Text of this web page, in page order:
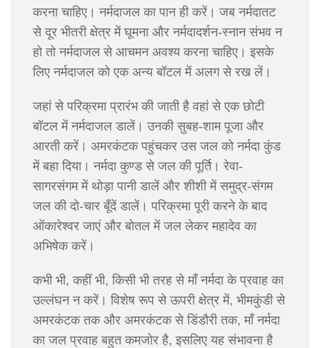
करना चाहिए। नर्मदाजल का पान ही करें। जब नर्मदातट
से दूर भीतरी क्षेत्र में घूमना और नर्मदादर्शन-स्नान संभव न
हो तो नर्मदाजल से आचमन अवश्य करना चाहिए। इसके
लिए नर्मदाजल को एक अन्य बॉटल में अलग से रख लें।
जहां से परिक्रमा प्रारंभ की जाती है वहां से एक छोटी
बॉटल में नर्मदाजल डालें। उनकी सुबह-शाम पूजा और
आरती करें। अमरकंटक पहुंचकर उस जल को नर्मदा कुंड
में बहा दिया। नर्मदा कुण्ड से जल की पूर्ति। रेवा-
सागरसंगम में थोड़ा पानी डालें और शीशी में समुद्र-संगम
जल की दो-चार बूँदें डालें। परिक्रमा पूरी करने के बाद
ओंकारेश्वर जाएं और बोतल में जल लेकर महादेव का
अभिषेक करें।
कभी भी, कहीं भी, किसी भी तरह से माँ नर्मदा के प्रवाह का
उल्लंघन न करें। विशेष रूप से ऊपरी क्षेत्र में, भीमकुंडी से
अमरकंटक तक और अमरकंटक से डिंडौरी तक, माँ नर्मदा
का जल प्रवाह बहुत कमजोर है, इसलिए यह संभावना है